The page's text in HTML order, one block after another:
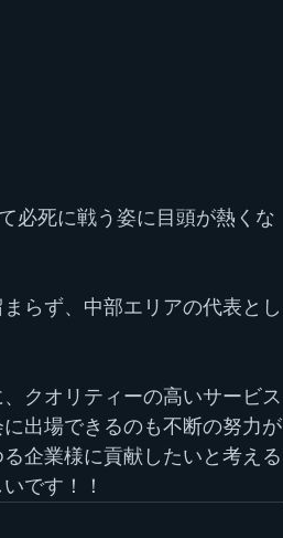
必死に戦う姿に目頭が熱くな
らず、中部エリアの代表とし
クオリティーの高いサービス
出場できるのも不断の努力が
企業様に貢献したいと考える
です！！